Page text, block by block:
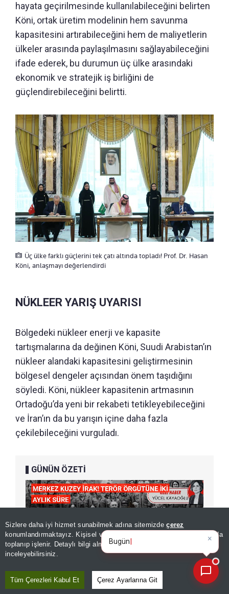
Sizlere daha iyi hizmet sunabilmek adına sitemizdeçerez
konumlandırmaktayız. Kişisel verileriniz, KVKK ve GDPR kapsamında
toplanıp işlenir. Detaylı bilgi almak içinAydınlatma Metnimizi
inceleyebilirsiniz.
Tüm Çerezleri Kabul Et Çerez Ayarlarına Git
hayata geçirilmesinde kullanılabileceğini belirten
Köni, ortak üretim modelinin hem savunma
kapasitesini artırabileceğini hem de maliyetlerin
ülkeler arasında paylaşılmasını sağlayabileceğini
ifade ederek, bu durumun üç ülke arasındaki
ekonomik ve stratejik iş birliğini de
güçlendirebileceğini belirtti.
Üç ülke farklı güçlerini tek çatı altında topladı! Prof. Dr. Hasan
Köni, anlaşmayı değerlendirdi
NÜKLEER YARIŞ UYARISI
Bölgedeki nükleer enerji ve kapasite
tartışmalarına da değinen Köni, Suudi Arabistan’ın
nükleer alandaki kapasitesini geliştirmesinin
bölgesel dengeler açısından önem taşıdığını
söyledi. Köni, nükleer kapasitenin artmasının
Ortadoğu’da yeni bir rekabeti tetikleyebileceğini
ve İran’ın da bu yarışın içine daha fazla
çekilebileceğini vurguladı.
GÜNÜN ÖZETİ
×
Günün spor, gündem ve
ekonomi gel